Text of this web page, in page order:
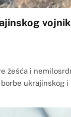
žešća i
ukrajinskog